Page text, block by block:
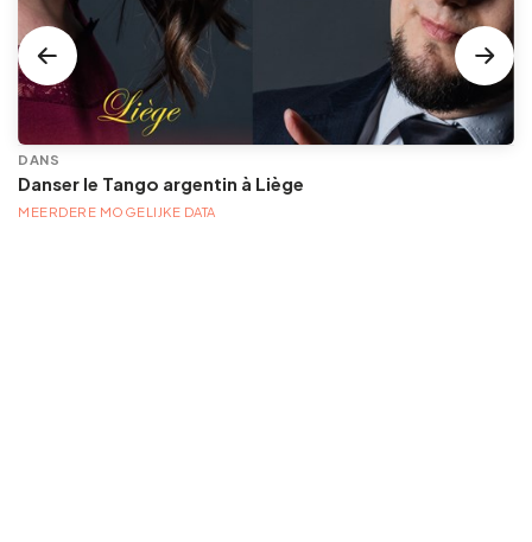
DANS
Danser le Tango argentin à Liège
MEERDERE MOGELIJKE DATA